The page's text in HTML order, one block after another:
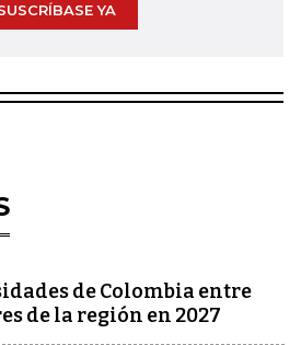
YA
de Colombia entre
de la región en 2027